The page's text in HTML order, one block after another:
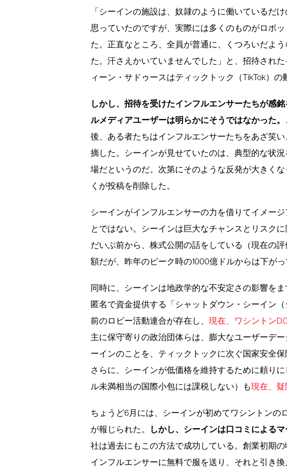
「シーインの施設は、奴隷のように働いているだ
思っていたのですが、実際には多くのものがロボ
た。正直なところ、全員が普通に、くつろいだよ
た。汗さえかいていませんでした」と、招待され
ィーン・サドゥースはティックトック（TikTok）の
しかし、招待を受けたインフルエンサーたちが感
ルメディアユーザーは明らかにそうではなかった。
後、ある者たちはインフルエンサーたちをあざ笑
摘した。シーインが見せていたのは、典型的な状
場だというのだ。次第にそのような反発が大きく
くが投稿を削除した。
シーインがインフルエンサーの力を借りてイメー
とではない。シーインは巨大なチャンスとリスク
だいぶ前から、株式公開の話をしている（現在の評
額だが、昨年のピーク時の1000億ドルからは下がっ
同時に、シーインは地政学的な不安定さの影響を
匿名で資金提供する「シャットダウン・シーイン
前のロビー活動連合が存在し、 現在、ワシントン
主に保守寄りの政治団体らは、膨大なユーザーデ
ーインのことを、ティックトックに次ぐ国家安全保
さらに、シーインが低価格を維持するために頼り
ル未満相当の国際小包には課税しない）も現在、疑
ちょうど6月には、シーインが初めてワシントンの
が報じられた。
しかし、シーインは口コミによる
社は過去にもこの方法で成功している。創業初期
インフルエンサーに無料で服を送り、それと引き